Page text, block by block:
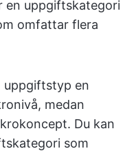
en uppgiftskategori
omfattar flera
uppgiftstyp en
medan
Du kan
som